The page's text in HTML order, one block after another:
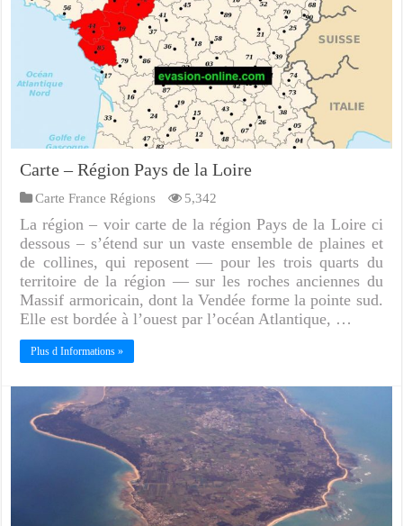
Carte – Région Pays de la Loire
Carte France Régions 5,342
La région – voir carte de la région Pays de la Loire ci
dessous – s’étend sur un vaste ensemble de plaines et
de collines, qui reposent — pour les trois quarts du
territoire de la région — sur les roches anciennes du
Massif armoricain, dont la Vendée forme la pointe sud.
Elle est bordée à l’ouest par l’océan Atlantique, …
Plus d Informations »